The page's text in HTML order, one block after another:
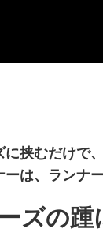
に挟むだけで
ーは、ランナ
ズの踵